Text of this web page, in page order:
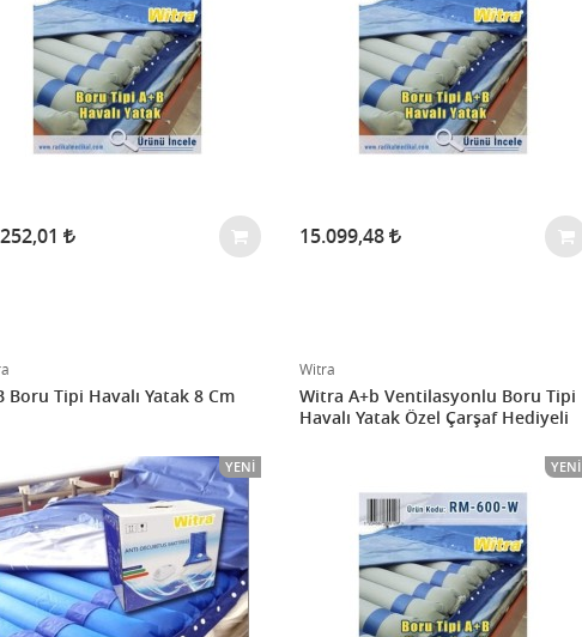
15.099,48
Boru Tipi Havalı Yatak 8 Cm
YENI
Witra
Witra A+b Ventilasyonlu Boru Tipi
Havalı Yatak Özel Çarşaf Hediyeli
YENI